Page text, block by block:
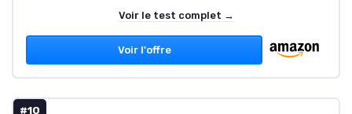
Voir le test complet →
Voir l'offre
#10